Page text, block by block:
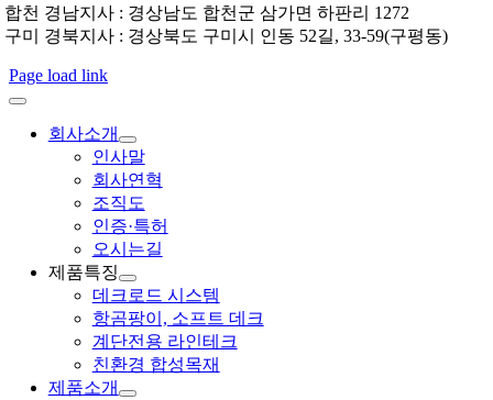
합천 경남지사 : 경상남도 합천군 삼가면 하판리 1272
구미 경북지사 : 경상북도 구미시 인동 52길, 33-59(구평동)
Page load link
회사소개
인사말
회사연혁
조직도
인증·특허
오시는길
제품특징
데크로드 시스템
항곰팡이, 소프트 데크
계단전용 라인테크
친환경 합성목재
제품소개